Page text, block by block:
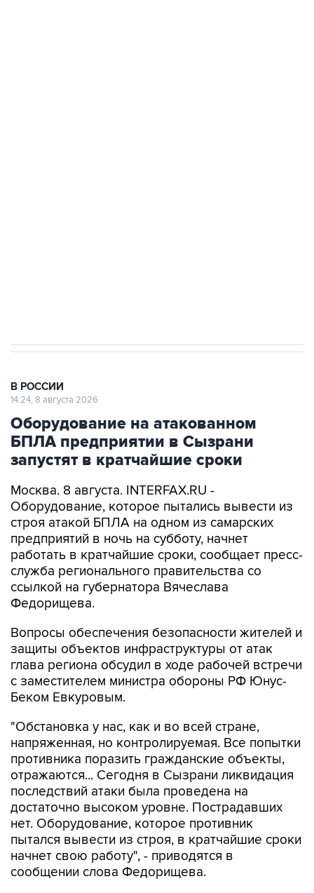
В РОССИИ
14:24, 8 августа 2026
Оборудование на атакованном
БПЛА предприятии в Сызрани
запустят в кратчайшие сроки
Москва. 8 августа. INTERFAX.RU -
Оборудование, которое пытались вывести из
строя атакой БПЛА на одном из самарских
предприятий в ночь на субботу, начнет
работать в кратчайшие сроки, сообщает пресс-
служба регионального правительства со
ссылкой на губернатора Вячеслава
Федорищева.
Вопросы обеспечения безопасности жителей и
защиты объектов инфраструктуры от атак
глава региона обсудил в ходе рабочей встречи
с заместителем министра обороны РФ Юнус-
Беком Евкуровым.
"Обстановка у нас, как и во всей стране,
напряженная, но контролируемая. Все попытки
противника поразить гражданские объекты,
отражаются... Сегодня в Сызрани ликвидация
последствий атаки была проведена на
достаточно высоком уровне. Пострадавших
нет. Оборудование, которое противник
пытался вывести из строя, в кратчайшие сроки
начнет свою работу", - приводятся в
сообщении слова Федорищева.